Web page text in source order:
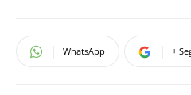
WhatsApp +